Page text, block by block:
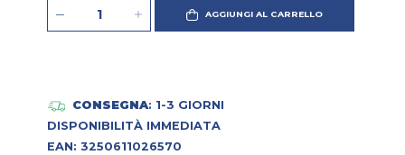
AGGIUNGI AL CARRELLO
CONSEGNA: 1-3 GIORNI
DISPONIBILITÀ IMMEDIATA
EAN: 3250611026570